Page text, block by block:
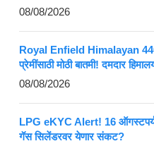
08/08/2026
Royal Enfield Himalayan
प्रेमींसाठी मोठी बातमी! दमदार
08/08/2026
LPG eKYC Alert! 16
गॅस सिलेंडरवर येणार संकट?